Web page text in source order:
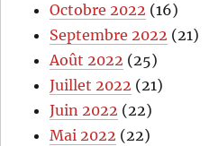
Octobre 2022 (16)
Septembre 2022 (21)
Août 2022 (25)
Juillet 2022 (21)
Juin 2022 (22)
Mai 2022 (22)